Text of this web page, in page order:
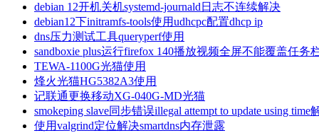
debian 12开机关机systemd-journald日志不连续解决
debian12下initramfs-tools使用udhcpc配置dhcp ip
dns压力测试工具queryperf使用
sandboxie plus运行firefox 140播放视频全屏不能覆盖任务
TEWA-1100G光猫使用
烽火光猫HG5382A3使用
记联通更换移动XG-040G-MD光猫
smokeping slave同步错误illegal attempt to update using time
使用valgrind定位解决smartdns内存泄露